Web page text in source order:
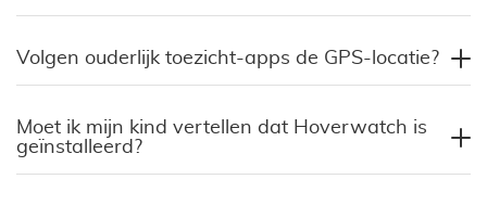
Volgen ouderlijk toezicht-apps de GPS-locatie?
Moet ik mijn kind vertellen dat Hoverwatch is
geïnstalleerd?